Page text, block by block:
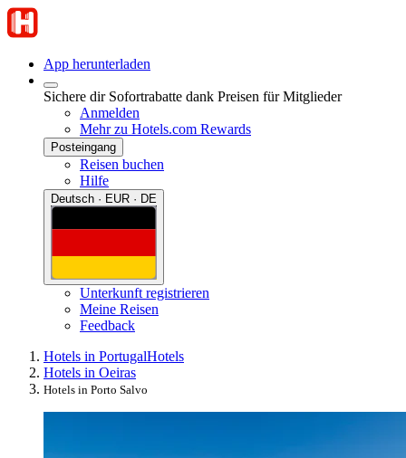
App herunterladen
Sichere dir Sofortrabatte dank Preisen für Mitglieder
Anmelden
Mehr zu Hotels.com Rewards
Posteingang
Reisen buchen
Hilfe
Deutsch · EUR · DE
Unterkunft registrieren
Meine Reisen
Feedback
Hotels in PortugalHotels
Hotels in Oeiras
Hotels in Porto Salvo